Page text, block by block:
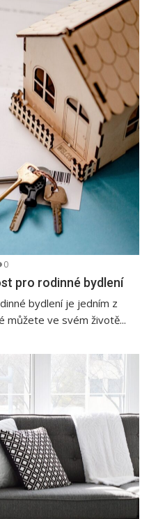
0
pro rodinné bydlení
bydlení je jedním z
můžete ve svém životě...